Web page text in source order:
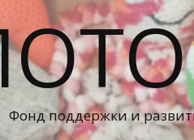
Фонд поддержки и